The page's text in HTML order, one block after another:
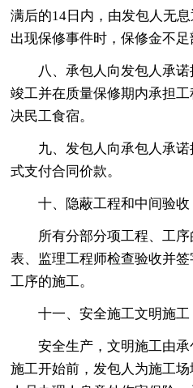
满后的14日内，由发包人无
出现保修事件时，保修金不足
八、承包人向发包人承
竣工并在质量保修期内承担
决民工食宿。
九、发包人向承包人承
式支付合同价款。
十、隐蔽工程和中间验收
所有分部分项工程、工
表、监理工程师检查验收并
工序的施工。
十一、安全施工文明施工
安全生产，文明施工由承
施工开始前，发包人为施工